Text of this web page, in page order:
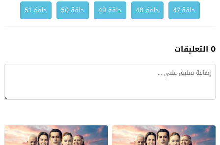
حلقة 47
حلقة 48 حلقة 49 حلقة 50 حلقة 51
0 التعليقات